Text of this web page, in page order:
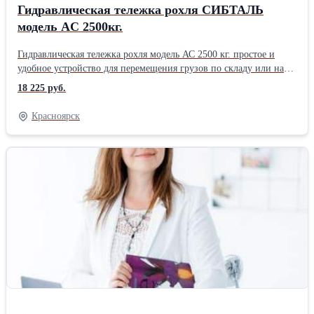
Гидравлическая тележка рохля СИБТАЛЬ
модель AC 2500кг.
Гидравлическая тележка рохля модель АС 2500 кг. простое и
удобное устройство для перемещения грузов по складу или на
производстве. Рохля не заменима при погрузке и выгрузки
различных грузов из больших машин. Кроме стандартных
гидравлических тележек, имеются различные модификации, с
укороченными и удлиненными вилами разной ширины,
некоторые модели оснащаются весами. Гидравлические тележки
СИБТАЛЬ линейки AC выпускаются с грузоподъёмностью от
2000 кг. до 5000 кг. Длина вил от 800 до 2000 мм. Высота
подъёма от 85 до 195 мм. Стандартная ширина вил 550мм.Вес
моделей от 58 до 104кг. Модели оснащены надёжным литым
гидроузлом (разборным), колёса имеют износостойкое
полиуретановое покрытие. Ручные гидравлические тележки,
надёжны и долговечны, они рассчитаны на продолжительный
срок службы. Самой востребованной моделью в линейку
является тележка гидравлическая грузоподъёмностью 2500 кг. В
модельном ряду представлена грузовая тележка с весами. Купить
18 225 руб.
Красноярск